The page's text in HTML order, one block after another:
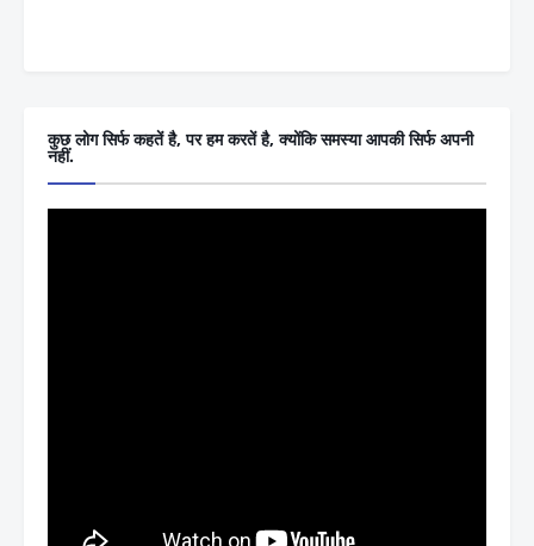
कुछ लोग सिर्फ कहतें है, पर हम करतें है, क्योंकि समस्या आपकी सिर्फ अपनी
नहीं.